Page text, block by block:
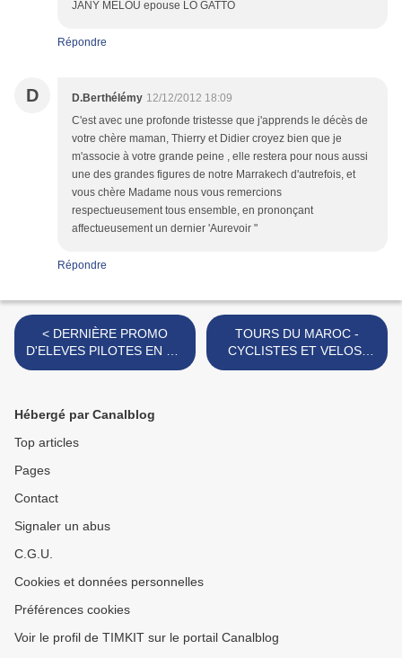
JANY MELOU epouse LO GATTO
Répondre
D D.Berthélémy 12/12/2012 18:09
C'est avec une profonde tristesse que j'apprends le décès de
votre chère maman, Thierry et Didier croyez bien que je
m'associe à votre grande peine , elle restera pour nous aussi
une des grandes figures de notre Marrakech d'autrefois, et
vous chère Madame nous vous remercions
respectueusement tous ensemble, en prononçant
affectueusement un dernier 'Aurevoir "
Répondre
< DERNIÈRE PROMO
D'ELEVES PILOTES EN 60-
61, LES MASSART ET
TOURS DU MAROC -
CYCLISTES ET VELOS-
CLUBS DE MARRAKECH -
Hébergé par Canalblog
Top articles
Pages
Contact
Signaler un abus
C.G.U.
Cookies et données personnelles
Préférences cookies
Voir le profil de TIMKIT sur le portail Canalblog